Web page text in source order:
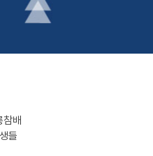
배
들